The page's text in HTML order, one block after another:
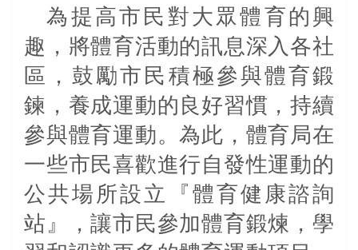
為提高市民對大眾體育的興
趣，將體育活動的訊息深入各社
區，鼓勵市民積極參與體育鍛
鍊，養成運動的良好習慣，持續
參與體育運動。為此，體育局在
一些市民喜歡進行自發性運動的
公共場所設立『體育健康諮詢
站』，讓市民參加體育鍛煉，學